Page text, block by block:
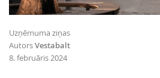
Uzņēmuma ziņas
AutorsVestabalt
8. februāris 2024